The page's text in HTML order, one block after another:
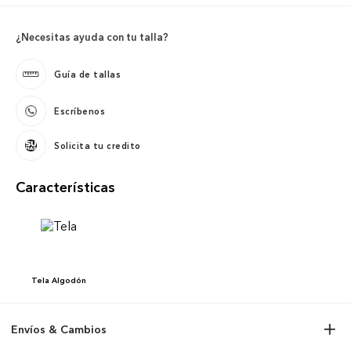
¿Necesitas ayuda con tu talla?
Guía de tallas
Escríbenos
Solicita tu credito
Características
Tela Algodón
Envíos & Cambios